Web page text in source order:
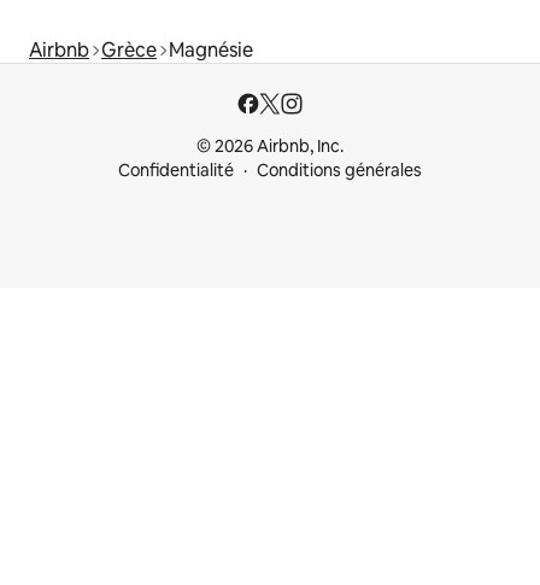
Airbnb Grèce Magnésie
© 2026 Airbnb, Inc.
Confidentialité
Conditions générales